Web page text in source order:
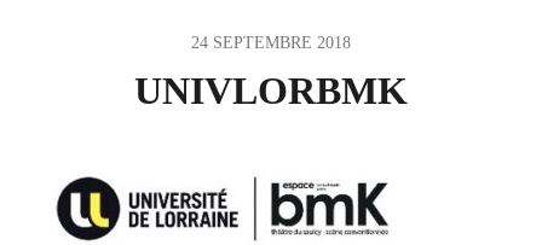
24 SEPTEMBRE 2018
UNIVLORBMK